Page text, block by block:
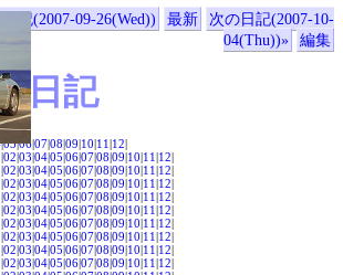
日記(2007-09-26(Wed)) 最新
次の日記(2007-10-
04(Thu))»
編集
日記
|05|06|07|08|09|10|11|12|
|02|03|04|05|06|07|08|09|10|11|12|
|02|03|04|05|06|07|08|09|10|11|12|
|02|03|04|05|06|07|08|09|10|11|12|
|02|03|04|05|06|07|08|09|10|11|12|
|02|03|04|05|06|07|08|09|10|11|12|
|02|03|04|05|06|07|08|09|10|11|12|
|02|03|04|05|06|07|08|09|10|11|12|
|02|03|04|05|06|07|08|09|10|11|12|
|02|03|04|05|06|07|08|09|10|11|12|